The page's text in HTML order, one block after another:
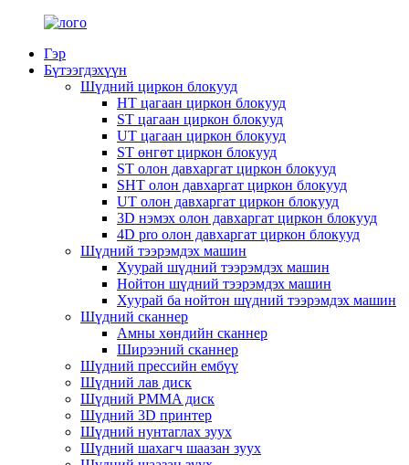
Гэр
Бүтээгдэхүүн
Шүдний циркон блокууд
HT цагаан циркон блокууд
ST цагаан циркон блокууд
UT цагаан циркон блокууд
ST өнгөт циркон блокууд
ST олон давхаргат циркон блокууд
SHT олон давхаргат циркон блокууд
UT олон давхаргат циркон блокууд
3D нэмэх олон давхаргат циркон блокууд
4D pro олон давхаргат циркон блокууд
Шүдний тээрэмдэх машин
Хуурай шүдний тээрэмдэх машин
Нойтон шүдний тээрэмдэх машин
Хуурай ба нойтон шүдний тээрэмдэх машин
Шүдний сканнер
Амны хөндийн сканнер
Ширээний сканнер
Шүдний прессийн ембүү
Шүдний лав диск
Шүдний PMMA диск
Шүдний 3D принтер
Шүдний нунтаглах зуух
Шүдний шахагч шаазан зуух